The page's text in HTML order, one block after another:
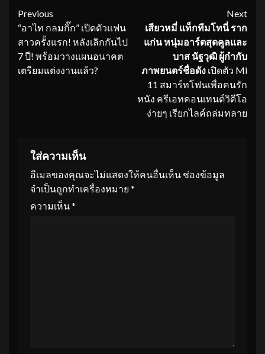
Continue
Reading
Previous
“อาไท กลมกิ๊ก” เปิดตัวแฟน
สาวครั้งแรก! หลังเลิกกันไป
7 ปี! พร้อมวางแผนอนาคต
เตรียมแต่งงานแล้ว?
Next
เสียวหมี่ แท็กทีมโทนี่ ราก
แก่น หนุ่มอาร์ตสุดคูลและ
บาส นัฐวุฒิ ผู้กำกับ
ภาพยนตร์ชื่อดัง เปิดตัว Mi
11 สมาร์ทโฟนเพื่อคนรัก
หนัง ครีเอทคอนเทนต์วิดีโอ
ง่ายๆ เรียกไลค์ถล่มทลาย
ใส่ความเห็น
อีเมลของคุณจะไม่แสดงให้คนอื่นเห็น ช่องข้อมูล
จำเป็นถูกทำเครื่องหมาย *
ความเห็น*